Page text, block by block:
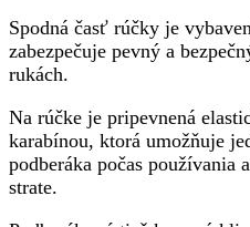
Spodná časť rúčky je
zabezpečuje pevný a
rukách.
Na rúčke je pripevnená
karabínou, ktorá umožňuje
podberáka počas používania
strate.